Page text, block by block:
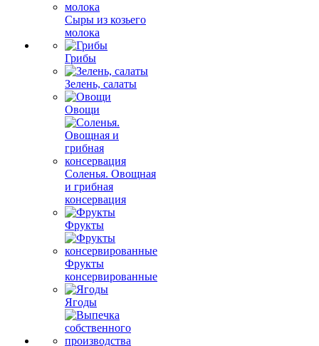
Сыры из козьего
молока
Грибы
Зелень, салаты
Овощи
Соленья. Овощная
и грибная
консервация
Фрукты
Фрукты
консервированные
Ягоды